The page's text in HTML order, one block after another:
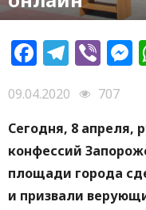
09.04.2020
707
Сегодня, 8 aпреля,
конфессий
площaди города
и призвали